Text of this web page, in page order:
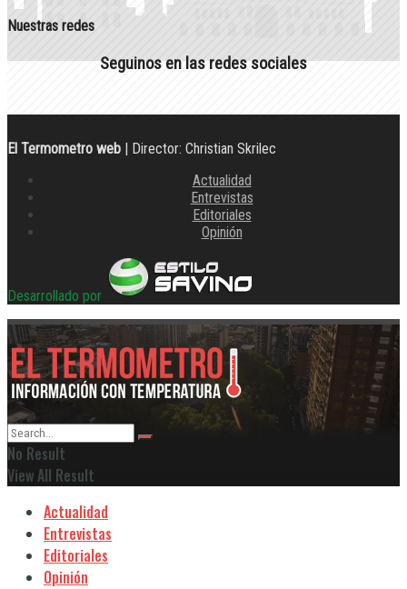
Nuestras redes
Seguinos en las redes sociales
El Termometro web | Director: Christian Skrilec
Actualidad
Entrevistas
Editoriales
Opinión
Desarrollado por
No Result
View All Result
Actualidad
Entrevistas
Editoriales
Opinión